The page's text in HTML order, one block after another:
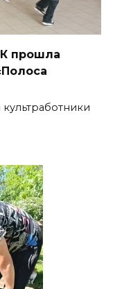
прошла
культработники